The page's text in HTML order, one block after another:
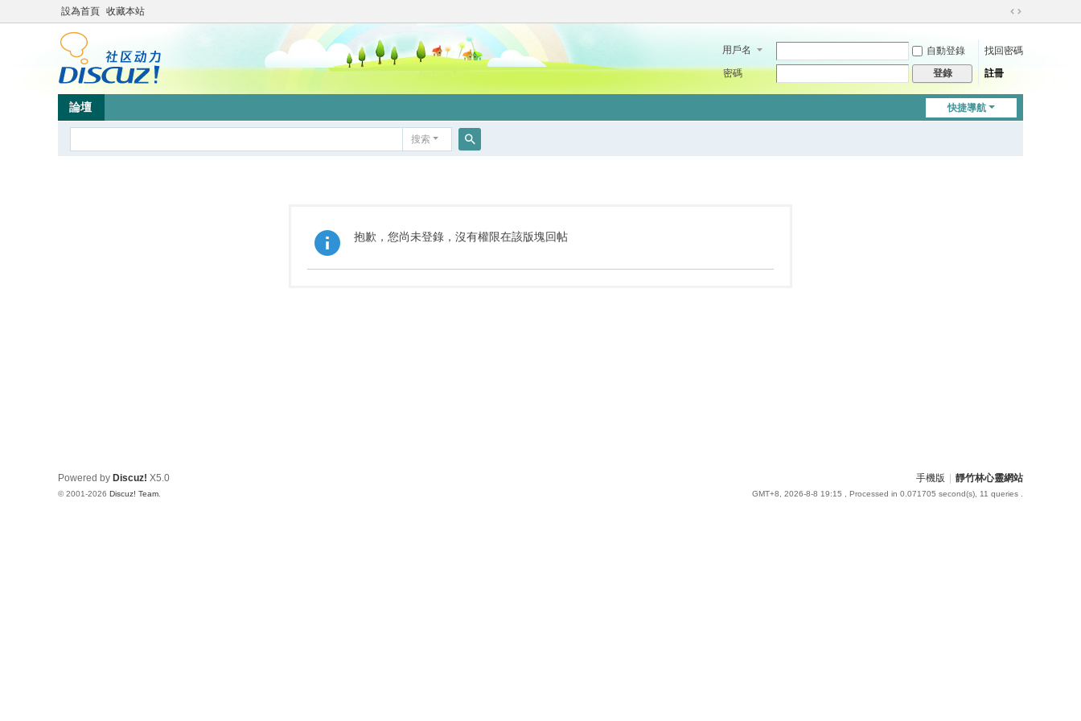
設為首頁 收藏本站
切
到
用戶名 自動登錄
找回密碼
密碼
登錄 註冊
快捷導航
論壇
搜索
抱歉，您尚未登錄，沒有權限在該版塊回帖
手機版 靜竹林心靈網站
GMT+8, 2026-8-8 19:15 , Processed in 0.071705 second(s), 11 queries .
Powered by Discuz! X5.0
© 2001-2026 Discuz! Team